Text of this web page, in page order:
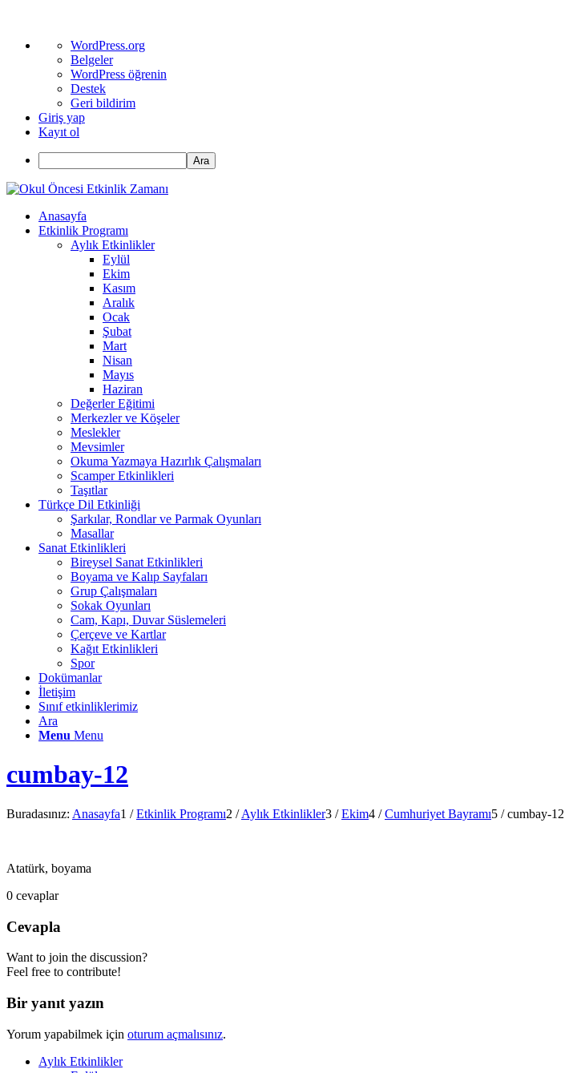
WordPress
hakkında
WordPress.org
Belgeler
WordPress öğrenin
Destek
Geri bildirim
Giriş yap
Kayıt ol
Ara
Anasayfa
Etkinlik Programı
Aylık Etkinlikler
Eylül
Ekim
Kasım
Aralık
Ocak
Şubat
Mart
Nisan
Mayıs
Haziran
Değerler Eğitimi
Merkezler ve Köşeler
Meslekler
Mevsimler
Okuma Yazmaya Hazırlık Çalışmaları
Scamper Etkinlikleri
Taşıtlar
Türkçe Dil Etkinliği
Şarkılar, Rondlar ve Parmak Oyunları
Masallar
Sanat Etkinlikleri
Bireysel Sanat Etkinlikleri
Boyama ve Kalıp Sayfaları
Grup Çalışmaları
Sokak Oyunları
Cam, Kapı, Duvar Süslemeleri
Çerçeve ve Kartlar
Kağıt Etkinlikleri
Spor
Dokümanlar
İletişim
Sınıf etkinliklerimiz
Ara
Menu Menu
cumbay-12
Buradasınız: Anasayfa1 / Etkinlik Programı2 / Aylık Etkinlikler3 / Ekim4 / Cumhuriyet Bayramı5 / cumbay-12
Atatürk, boyama
0 cevaplar
Cevapla
Want to join the discussion?
Feel free to contribute!
Bir yanıt yazın
Yorum yapabilmek için oturum açmalısınız.
Aylık Etkinlikler